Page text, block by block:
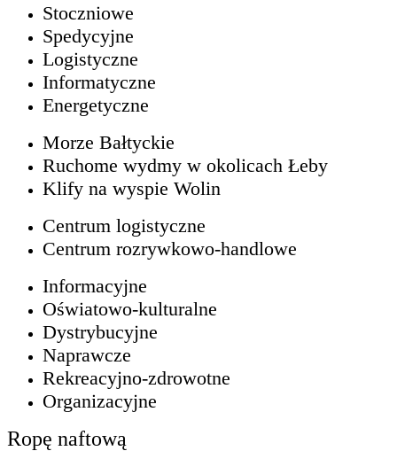
Stoczniowe
Spedycyjne
Logistyczne
Informatyczne
Energetyczne
Morze Bałtyckie
Ruchome wydmy w okolicach Łeby
Klify na wyspie Wolin
Centrum logistyczne
Centrum rozrywkowo-handlowe
Informacyjne
Oświatowo-kulturalne
Dystrybucyjne
Naprawcze
Rekreacyjno-zdrowotne
Organizacyjne
Ropę naftową